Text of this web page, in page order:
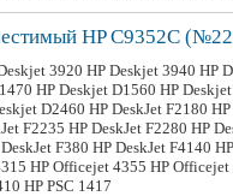
HP C9352C
3920 HP Deskjet 3940 HP
HP Deskjet D1560 HP
D2460 HP DeskJet F2180
F2235 HP DeskJet F2280 HP
F380 HP DeskJet F4140
HP Officejet 4355 HP
HP PSC 1417